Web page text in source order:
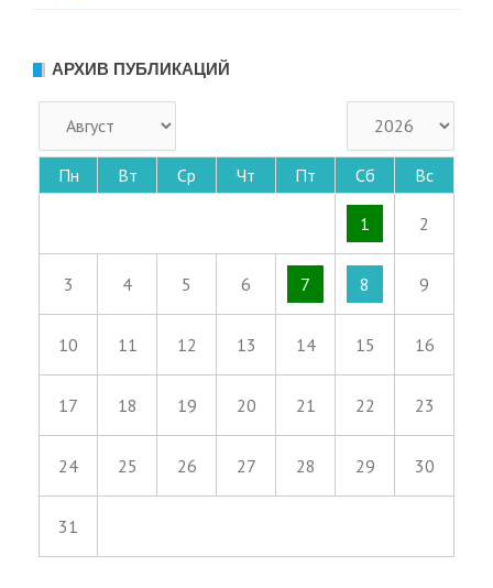
АРХИВ ПУБЛИКАЦИЙ
Пн Вт Ср Чт Пт Сб Вс
1 2
3 4 5 6 7 8 9
10 11 12 13 14 15 16
17 18 19 20 21 22 23
24 25 26 27 28 29 30
31